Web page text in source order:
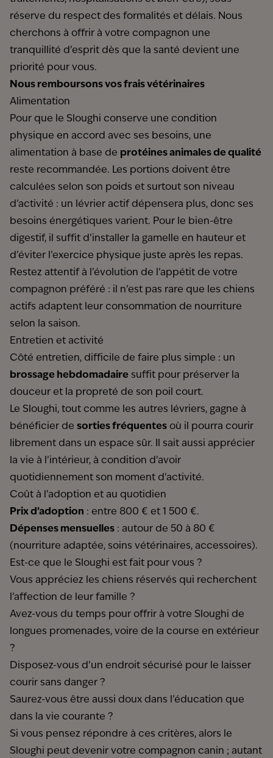
réserve du respect des formalités et délais. Nous
cherchons à offrir à votre compagnon une
tranquillité d’esprit dès que la santé devient une
priorité pour vous.
Nous remboursons vos frais vétérinaires
Alimentation
Pour que le Sloughi conserve une condition
physique en accord avec ses besoins, une
alimentation à base de protéines animales de qualité
reste recommandée. Les portions doivent être
calculées selon son poids et surtout son niveau
d’activité : un lévrier actif dépensera plus, donc ses
besoins énergétiques varient. Pour le bien-être
digestif, il suffit d’installer la gamelle en hauteur et
d’éviter l’exercice physique juste après les repas.
Restez attentif à l’évolution de l’appétit de votre
compagnon préféré : il n’est pas rare que les chiens
actifs adaptent leur consommation de nourriture
selon la saison.
Entretien et activité
Côté entretien, difficile de faire plus simple : un
brossage hebdomadaire suffit pour préserver la
douceur et la propreté de son poil court.
Le Sloughi, tout comme les autres lévriers, gagne à
bénéficier de sorties fréquentes où il pourra courir
librement dans un espace sûr. Il sait aussi apprécier
la vie à l’intérieur, à condition d’avoir
quotidiennement son moment d’activité.
Coût à l’adoption et au quotidien
Prix d’adoption : entre 800 € et 1 500 €.
Dépenses mensuelles : autour de 50 à 80 €
(nourriture adaptée, soins vétérinaires, accessoires).
Est-ce que le Sloughi est fait pour vous ?
Vous appréciez les chiens réservés qui recherchent
l’affection de leur famille ?
Avez-vous du temps pour offrir à votre Sloughi de
longues promenades, voire de la course en extérieur
?
Disposez-vous d’un endroit sécurisé pour le laisser
courir sans danger ?
Saurez-vous être aussi doux dans l’éducation que
dans la vie courante ?
Si vous pensez répondre à ces critères, alors le
Sloughi peut devenir votre compagnon canin ; autant